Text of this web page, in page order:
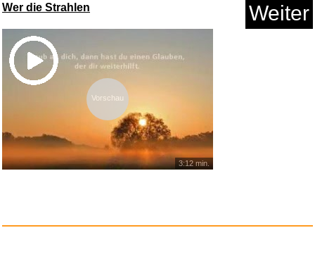
Anzeige
Nachttisc...
Wer die Strahlen Weiter
Vorschau
3:12 min.